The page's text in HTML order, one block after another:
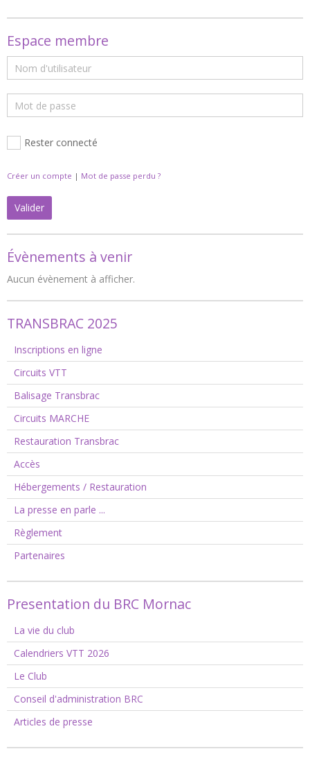
Espace membre
Rester connecté
Créer un compte | Mot de passe perdu ?
Valider
Évènements à venir
Aucun évènement à afficher.
TRANSBRAC 2025
Inscriptions en ligne
Circuits VTT
Balisage Transbrac
Circuits MARCHE
Restauration Transbrac
Accès
Hébergements / Restauration
La presse en parle ...
Règlement
Partenaires
Presentation du BRC Mornac
La vie du club
Calendriers VTT 2026
Le Club
Conseil d'administration BRC
Articles de presse